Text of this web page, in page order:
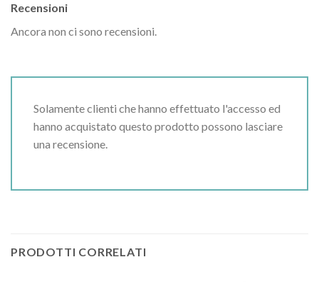
Recensioni
Ancora non ci sono recensioni.
Solamente clienti che hanno effettuato l'accesso ed
hanno acquistato questo prodotto possono lasciare
una recensione.
PRODOTTI CORRELATI